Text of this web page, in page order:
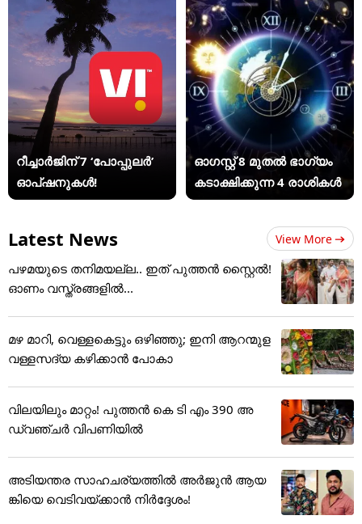
റീച്ചാർജിന് 7 ‘പോപ്പുലർ’
ഓപ്ഷനുകൾ!
ഓഗസ്റ്റ് 8 മുതൽ ഭാഗ്യം
കടാക്ഷിക്കുന്ന 4 രാശികൾ
Latest News View More
പഴമയുടെ തനിമയല്ല.. ഇത് പുത്തൻ സ്റ്റൈൽ!
ഓണം വസ്ത്രങ്ങളിൽ...
മഴ മാറി, വെള്ളകെട്ടും ഒഴിഞ്ഞു; ഇനി ആറന്മുള
വള്ളസദ്യ കഴിക്കാൻ പോകാ
വിലയിലും മാറ്റം! പുത്തൻ കെ ടി എം 390 അ
ഡ്വഞ്ചർ വിപണിയിൽ
അടിയന്തര സാഹചര്യത്തിൽ അർജുൻ ആയ
ങ്കിയെ വെടിവയ്ക്കാൻ നിർദ്ദേശം!